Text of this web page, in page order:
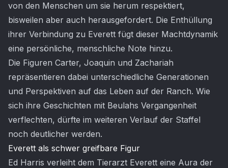
von den Menschen um sie herum respektiert,
bisweilen aber auch herausgefordert. Die Enthüllung
ihrer Verbindung zu Everett fügt dieser Machtdynamik
eine persönliche, menschliche Note hinzu.
Die Figuren Carter, Joaquin und Zachariah
repräsentieren dabei unterschiedliche Generationen
und Perspektiven auf das Leben auf der Ranch. Wie
sich ihre Geschichten mit Beulahs Vergangenheit
verflechten, dürfte im weiteren Verlauf der Staffel
noch deutlicher werden.
Everett als schwer greifbare Figur
Ed Harris verleiht dem Tierarzt Everett eine Aura der